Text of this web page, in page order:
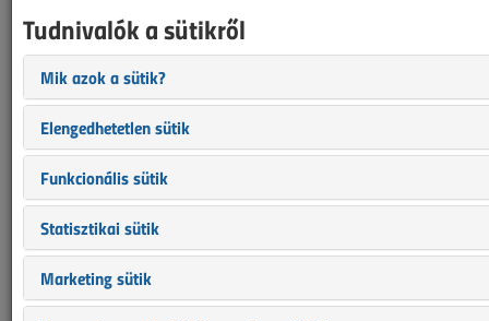
Az alábbi tartalom archív, 10 éve frissült utoljára. A cikkben
szereplő információk mára aktualitásukat veszíthették, valamint a
tartalom helyenként hiányos lehet (képek, táblázatok stb.).
Tudnivalók a sütikről
Mik azok a sütik?
Elengedhetetlen sütik
Funkcionális sütik
Statisztikai sütik
Marketing sütik